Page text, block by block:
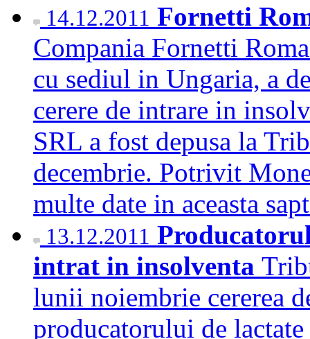
14.12.2011 Fornetti
Compania Fornetti
cu sediul in Ungaria, a
cerere de intrare in
SRL a fost depusa la
decembrie. Potrivit
multe date in aceasta
13.12.2011
intrat in insolventa
lunii noiembrie cererea
producatorului de